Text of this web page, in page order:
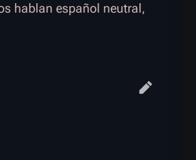
hablan español neutral,